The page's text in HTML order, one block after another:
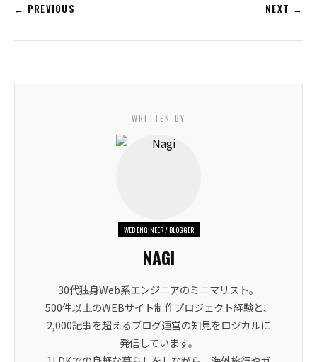
← PREVIOUS NEXT →
WRITTEN BY
WEB ENGINEER / BLOGGER
NAGI
30代独身Web系エンジニアのミニマリスト。
500件以上のWEBサイト制作プロジェクト経験と、
2,000記事を超えるブログ運営の知見をロジカルに
発信しています。